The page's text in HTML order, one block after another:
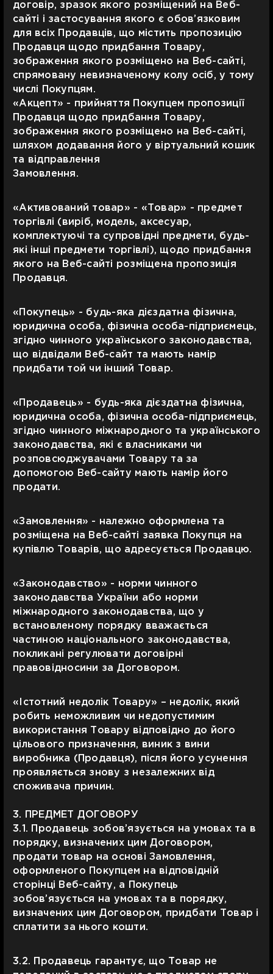
договір, зразок якого розміщений на Веб-
сайті і застосування якого є обов’язковим
для всіх Продавців, що містить пропозицію
Продавця щодо придбання Товару,
зображення якого розміщено на Веб-сайті,
спрямовану невизначеному колу осіб, у тому
числі Покупцям.
«Акцепт» - прийняття Покупцем пропозиції
Продавця щодо придбання Товару,
зображення якого розміщено на Веб-сайті,
шляхом додавання його у віртуальний кошик
та відправлення
Замовлення.
«Активований товар» - «Товар» - предмет
торгівлі (виріб, модель, аксесуар,
комплектуючі та супровідні предмети, будь-
які інші предмети торгівлі), щодо придбання
якого на Веб-сайті розміщена пропозиція
Продавця.
«Покупець» - будь-яка дієздатна фізична,
юридична особа, фізична особа-підприємець,
згідно чинного українського законодавства,
що відвідали Веб-сайт та мають намір
придбати той чи інший Товар.
«Продавець» - будь-яка дієздатна фізична,
юридична особа, фізична особа-підприємець,
згідно чинного міжнародного та українського
законодавства, які є власниками чи
розповсюджувачами Товару та за
допомогою Веб-сайту мають намір його
продати.
«Замовлення» - належно оформлена та
розміщена на Веб-сайті заявка Покупця на
купівлю Товарів, що адресується Продавцю.
«Законодавство» - норми чинного
законодавства України або норми
міжнародного законодавства, що у
встановленому порядку вважається
частиною національного законодавства,
покликані регулювати договірні
правовідносини за Договором.
«Істотний недолік Товару» – недолік, який
робить неможливим чи недопустимим
використання Товару відповідно до його
цільового призначення, виник з вини
виробника (Продавця), після його усунення
проявляється знову з незалежних від
споживача причин.
3. ПРЕДМЕТ ДОГОВОРУ
3.1. Продавець зобов’язується на умовах та в
порядку, визначених цим Договором,
продати товар на основі Замовлення,
оформленого Покупцем на відповідній
сторінці Веб-сайту, а Покупець
зобов’язується на умовах та в порядку,
визначених цим Договором, придбати Товар і
сплатити за нього кошти.
3.2. Продавець гарантує, що Товар не